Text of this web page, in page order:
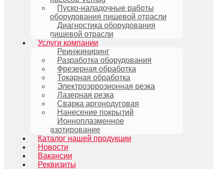
Пуско-наладочные работы
оборудования пищевой отрасли
Диагностика оборудования
пищевой отрасли
Услуги компании
Реинжиниринг
Разработка оборудования
Фрезерная обработка
Токарная обработка
Электроэррозионная резка
Лазерная резка
Сварка аргонодуговая
Нанесение покрытий
Ионноплазменное
азотирование
Каталог нашей продукции
Новости
Вакансии
Реквизиты